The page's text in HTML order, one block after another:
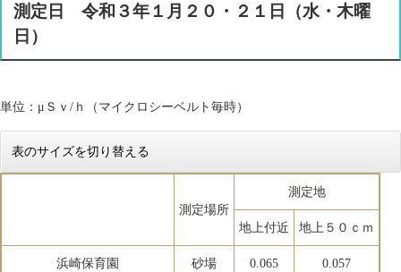
測定日 令和３年１月２０・２１日（水・木曜
日）
単位：μＳｖ/ｈ（マイクロシーベルト毎時）
表のサイズを切り替える
測定場所
測定地
地上付近 地上５０ｃｍ
浜崎保育園 砂場 0.065 0.057